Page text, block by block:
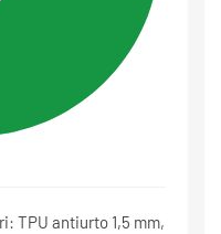
TPU antiurto 1,5 mm,